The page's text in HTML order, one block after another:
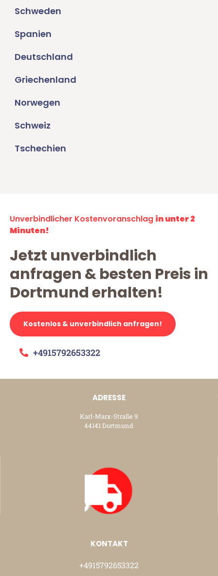
Schweden
Spanien
Deutschland
Griechenland
Norwegen
Schweiz
Tschechien
Unverbindlicher Kostenvoranschlag in unter 2
Minuten!
Jetzt unverbindlich
anfragen & besten Preis in
Dortmund erhalten!
Kostenlos & unverbindlich anfragen!
+4915792653322
ADRESSE
Karl-Marx-Straße 9
44141 Dortmund
KONTAKT
+4915792653322